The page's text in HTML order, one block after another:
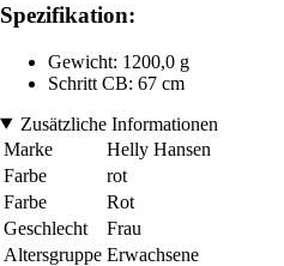
Spezifikation:
Gewicht: 1200,0 g
Schritt CB: 67 cm
Zusätzliche Informationen
Marke
Helly Hansen
Farbe
rot
Farbe
Rot
Geschlecht
Frau
Altersgruppe Erwachsene